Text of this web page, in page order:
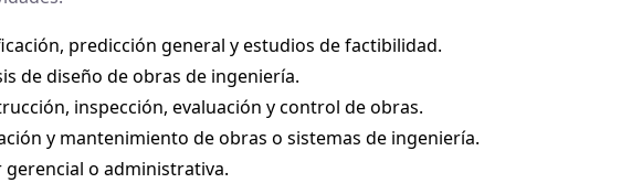
predicción general y estudios de factibilidad.
de diseño de obras de ingeniería.
inspección, evaluación y control de obras.
y mantenimiento de obras o sistemas de ingeniería.
gerencial o administrativa.